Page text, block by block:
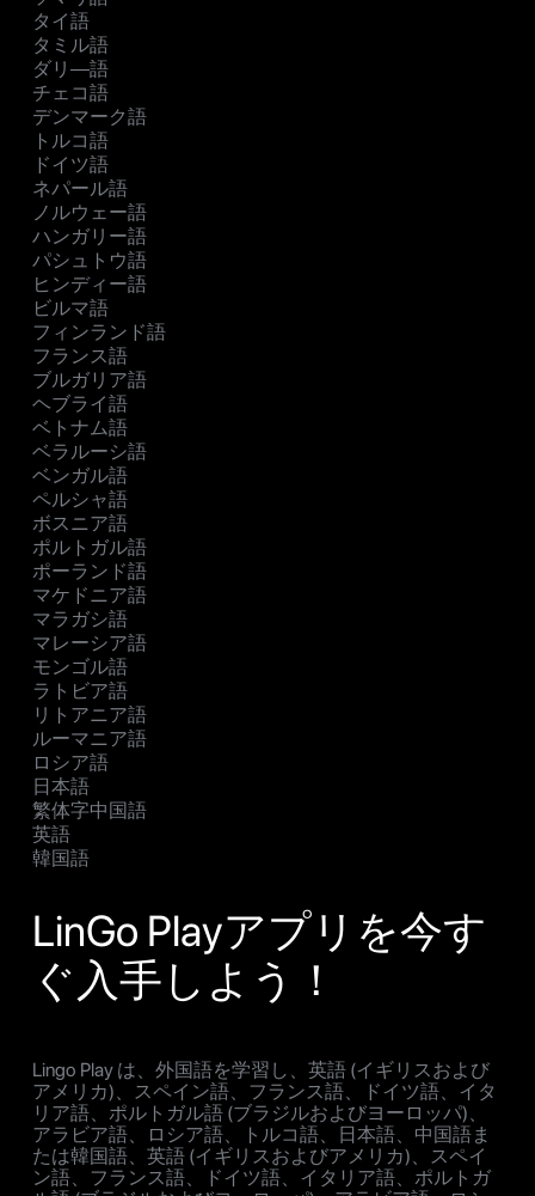
タイ語
タミル語
ダリ―語
チェコ語
デンマーク語
トルコ語
ドイツ語
ネパール語
ノルウェー語
ハンガリー語
パシュトウ語
ヒンディー語
ビルマ語
フィンランド語
フランス語
ブルガリア語
ヘブライ語
ベトナム語
ベラルーシ語
ベンガル語
ペルシャ語
ボスニア語
ポルトガル語
ポーランド語
マケドニア語
マラガシ語
マレーシア語
モンゴル語
ラトビア語
リトアニア語
ルーマニア語
ロシア語
日本語
繁体字中国語
英語
韓国語
LinGo Playアプリを今す
ぐ入手しよう！
Lingo Play は、外国語を学習し、英語 (イギリスおよび
アメリカ)、スペイン語、フランス語、ドイツ語、イタ
リア語、ポルトガル語 (ブラジルおよびヨーロッパ)、
アラビア語、ロシア語、トルコ語、日本語、中国語ま
たは韓国語、英語 (イギリスおよびアメリカ)、スペイ
ン語、フランス語、ドイツ語、イタリア語、ポルトガ